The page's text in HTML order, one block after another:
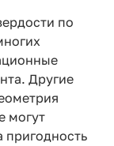
по
Другие
могут
пригодность